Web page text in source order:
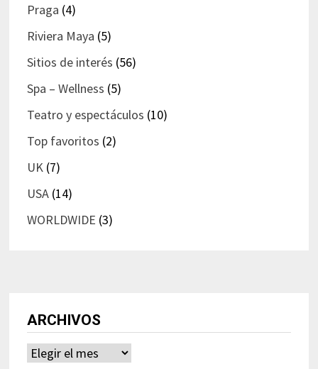
Praga (4)
Riviera Maya (5)
Sitios de interés (56)
Spa – Wellness (5)
Teatro y espectáculos (10)
Top favoritos (2)
UK(7)
USA(14)
WORLDWIDE (3)
ARCHIVOS
Archivos